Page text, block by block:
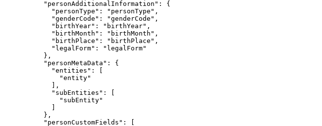
"personAdditionalInformation" :
{
"personType" : "personType" ,
"genderCode" : "genderCode" ,
"birthYear" : "birthYear" ,
"birthMonth" : "birthMonth" ,
"birthPlace" : "birthPlace" ,
"legalForm" :
"legalForm"
} ,
"personMetaData" :
{
"entities" :
[
"entity"
] ,
"subEntities" :
[
"subEntity"
]
} ,
"personCustomFields" :
[